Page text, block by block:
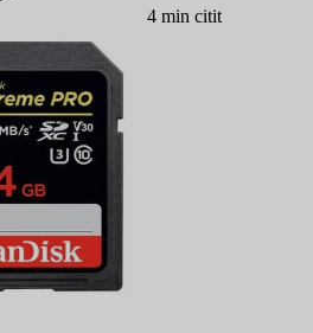
4 min citit